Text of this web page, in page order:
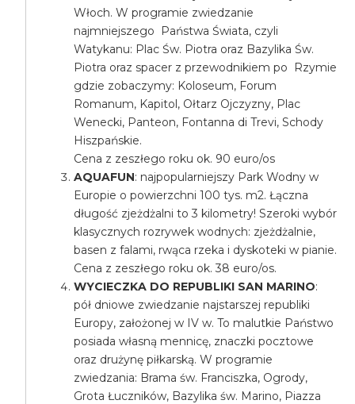
Włoch. W programie zwiedzanie
najmniejszego Państwa Świata, czyli
Watykanu: Plac Św. Piotra oraz Bazylika Św.
Piotra oraz spacer z przewodnikiem po Rzymie
gdzie zobaczymy: Koloseum, Forum
Romanum, Kapitol, Ołtarz Ojczyzny, Plac
Wenecki, Panteon, Fontanna di Trevi, Schody
Hiszpańskie.
Cena z zeszłego roku ok. 90 euro/os
AQUAFUN: najpopularniejszy Park Wodny w
Europie o powierzchni 100 tys. m2. Łączna
długość zjeżdżalni to 3 kilometry! Szeroki wybór
klasycznych rozrywek wodnych: zjeżdżalnie,
basen z falami, rwąca rzeka i dyskoteki w pianie.
Cena z zeszłego roku ok. 38 euro/os.
WYCIECZKA DO REPUBLIKI SAN MARINO:
pół dniowe zwiedzanie najstarszej republiki
Europy, założonej w IV w. To malutkie Państwo
posiada własną mennicę, znaczki pocztowe
oraz drużynę piłkarską. W programie
zwiedzania: Brama św. Franciszka, Ogrody,
Grota Łuczników, Bazylika św. Marino, Piazza